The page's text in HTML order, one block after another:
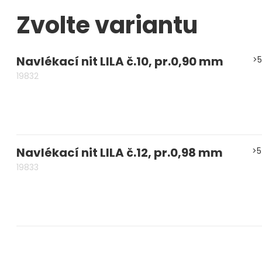
Měřidla, testry, váhy
Základní vybavení dílny
3D technologie
Smalty, UV barvy, patiny
Zvolte variantu
Navlékací nit LILA č.10, pr.0,90 mm
19832
Navlékací nit LILA č.12, pr.0,98 mm
19833